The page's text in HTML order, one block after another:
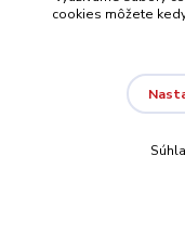
Copyright
cookies môžete